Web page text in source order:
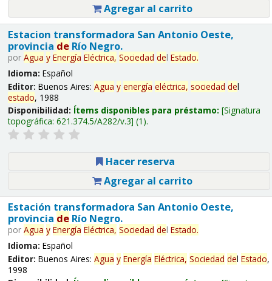
Agregar al carrito
Estacion transformadora San Antonio Oeste,
provincia deRío Negro.
por Agua y Energía Eléctrica, Sociedad del Estado.
Idioma: Español
Editor: Buenos Aires: Agua y energía eléctrica, sociedad del
estado, 1988
Disponibilidad: Ítems disponibles para préstamo: Signatura
topográfica: 621.374.5/A282/v.3 (1).
Hacer reserva
Agregar al carrito
Estación transformadora San Antonio Oeste,
provincia deRío Negro.
por Agua y Energía Eléctrica, Sociedad del Estado.
Idioma: Español
Editor: Buenos Aires: Agua y Energía Eléctrica, Sociedad del Estado,
1998